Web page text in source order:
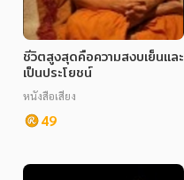
ชีวิตสูงสุดคือความสงบเย็นและ
เป็นประโยชน์
หนังสือเสียง
49